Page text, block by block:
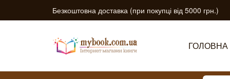
Безкоштовна доставка (при покупці від 5000 грн.)
ГОЛОВНА